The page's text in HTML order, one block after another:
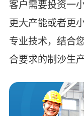
客户需要投资一
更大产能或者更
专业技术，结合
合要求的制沙生